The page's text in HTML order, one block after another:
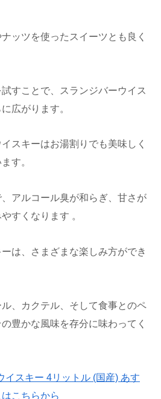
ッツを使ったスイーツとも良く
すことで、スランジバーウイス
広がります。
スキーはお湯割りでも美味しく
す。
アルコール臭が和らぎ、甘さが
すくなります 。
は、さまざまな楽しみ方ができ
、カクテル、そして食事とのペ
豊かな風味を存分に味わってく
イスキー 4リットル (国産) あす
こちらから